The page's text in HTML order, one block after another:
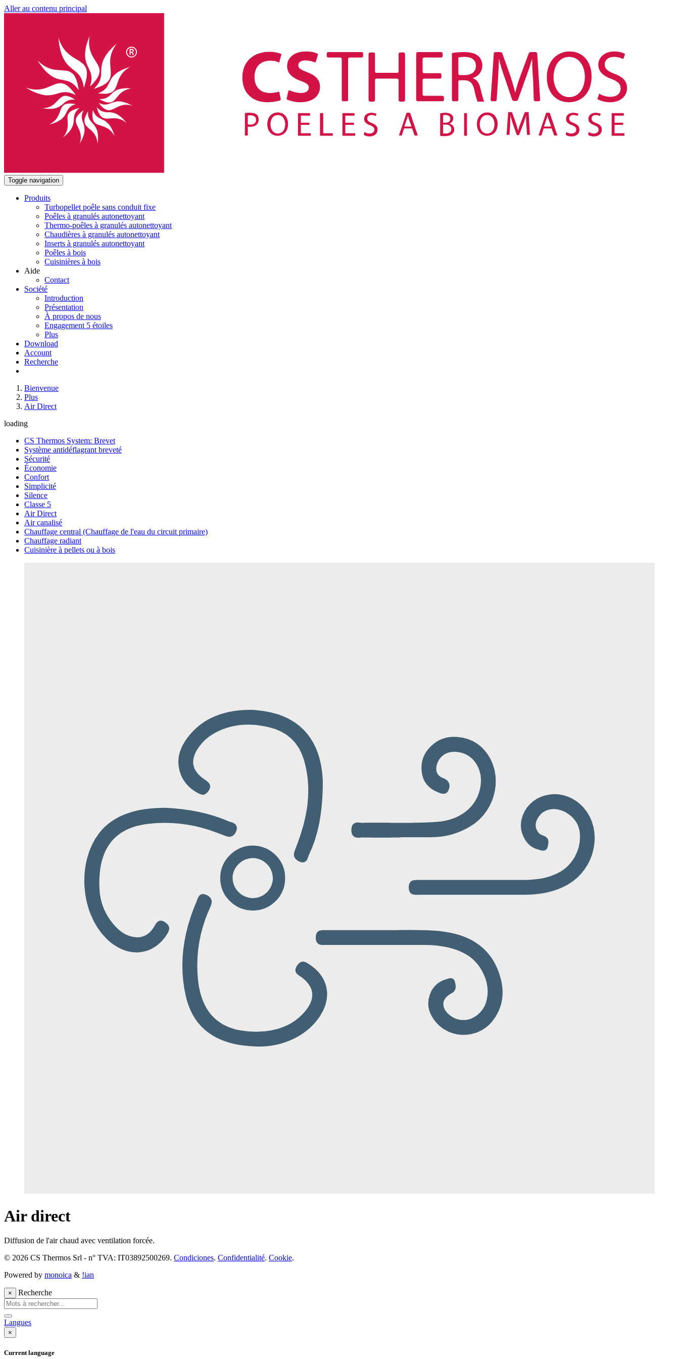
Aller au contenu principal
Toggle navigation
Produits
Turbopellet poêle sans conduit fixe
Poêles à granulés autonettoyant
Thermo-poêles à granulés autonettoyant
Chaudières à granulés autonettoyant
Inserts à granulés autonettoyant
Poêles à bois
Cuisinières à bois
Aide
Contact
Société
Introduction
Présentation
À propos de nous
Engagement 5 étoiles
Plus
Download
Account
Recherche
Bienvenue
Plus
Air Direct
loading
CS Thermos System: Brevet
Système antidéflagrant breveté
Sécurité
Économie
Confort
Simplicité
Silence
Classe 5
Air Direct
Air canalisé
Chauffage central (Chauffage de l'eau du circuit primaire)
Chauffage radiant
Cuisinière à pellets ou à bois
Air direct
Diffusion de l'air chaud avec ventilation forcée.
© 2026 CS Thermos Srl - n° TVA: IT03892500269. Condiciones. Confidentialité. Cookie.
Powered by monoica & !ian
× Recherche
Langues
×
Current language